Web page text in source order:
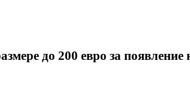
до 200 евро за